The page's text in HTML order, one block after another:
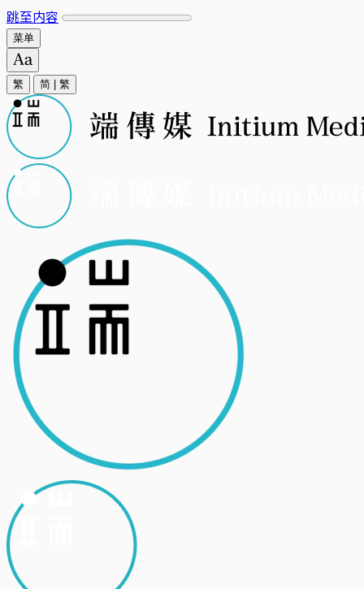
跳至内容
菜单
繁 简 繁